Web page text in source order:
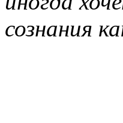
сознания